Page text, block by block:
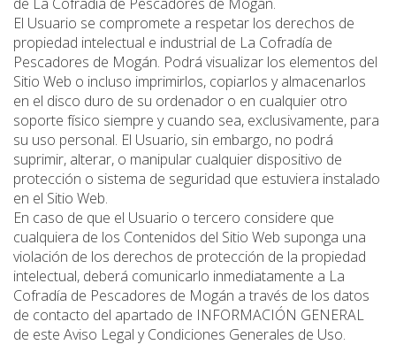
El Usuario se compromete a respetar los derechos de
propiedad intelectual e industrial de La Cofradía de
Pescadores de Mogán. Podrá visualizar los elementos del
Sitio Web o incluso imprimirlos, copiarlos y almacenarlos
en el disco duro de su ordenador o en cualquier otro
soporte físico siempre y cuando sea, exclusivamente, para
su uso personal. El Usuario, sin embargo, no podrá
suprimir, alterar, o manipular cualquier dispositivo de
protección o sistema de seguridad que estuviera instalado
en el Sitio Web.
En caso de que el Usuario o tercero considere que
cualquiera de los Contenidos del Sitio Web suponga una
violación de los derechos de protección de la propiedad
intelectual, deberá comunicarlo inmediatamente a La
Cofradía de Pescadores de Mogán a través de los datos
de contacto del apartado de INFORMACIÓN GENERAL
de este Aviso Legal y Condiciones Generales de Uso.